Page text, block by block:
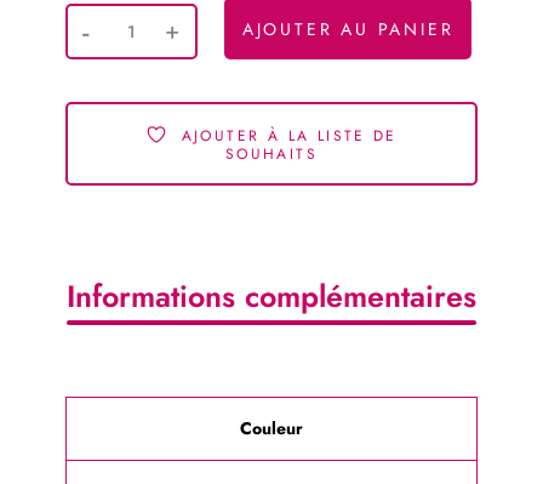
AJOUTER AU PANIER
AJOUTER À LA LISTE DE
SOUHAITS
Informations complémentaires
Couleur